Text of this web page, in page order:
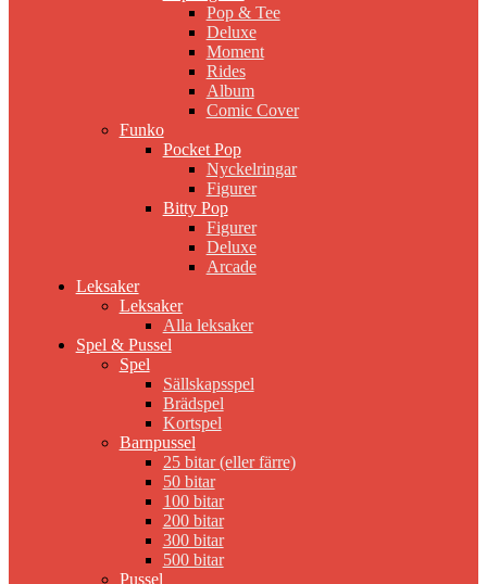
Pop & Tee
Deluxe
Moment
Rides
Album
Comic Cover
Funko
Pocket Pop
Nyckelringar
Figurer
Bitty Pop
Figurer
Deluxe
Arcade
Leksaker
Leksaker
Alla leksaker
Spel & Pussel
Spel
Sällskapsspel
Brädspel
Kortspel
Barnpussel
25 bitar (eller färre)
50 bitar
100 bitar
200 bitar
300 bitar
500 bitar
Pussel